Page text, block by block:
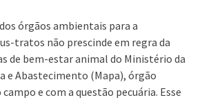
órgãos ambientais para a
tratos não prescinde em regra da
de bem-estar animal do Ministério da
e Abastecimento (Mapa), órgão
e com a questão pecuária. Esse